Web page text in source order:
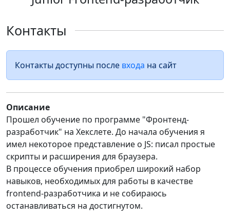
Контакты
Контакты доступны после входа на сайт
Описание
Прошел обучение по программе "Фронтенд-
разработчик" на Хекслете. До начала обучения я
имел некоторое представление о JS: писал простые
скрипты и расширения для браузера.
В процессе обучения приобрел широкий набор
навыков, необходимых для работы в качестве
frontend-разработчика и не собираюсь
останавливаться на достигнутом.